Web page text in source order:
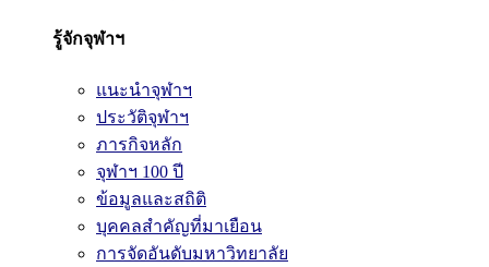
รู้จักจุฬาฯ
แนะนำจุฬาฯ
ประวัติจุฬาฯ
ภารกิจหลัก
จุฬาฯ 100 ปี
ข้อมูลและสถิติ
บุคคลสำคัญที่มาเยือน
การจัดอันดับมหาวิทยาลัย